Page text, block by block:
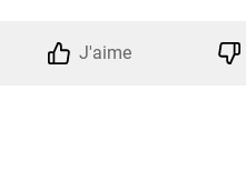
J'aime